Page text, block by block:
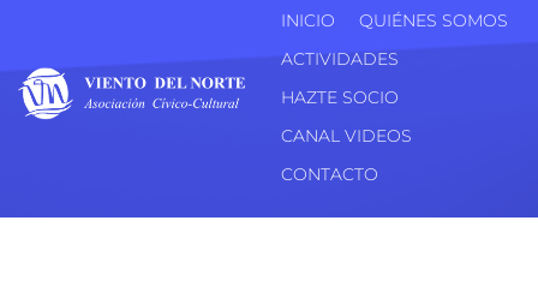
INICIO
QUIÉNES SOMOS
ACTIVIDADES
HAZTE SOCIO
CANAL VIDEOS
CONTACTO